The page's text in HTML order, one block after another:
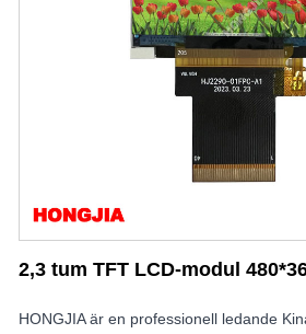
2,3 tum TFT LCD-modul
HONGJIA är en professionell ledande